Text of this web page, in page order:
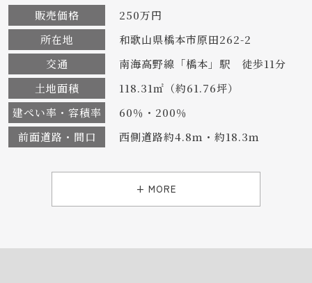
販売価格
250万円
所在地
和歌山県橋本市原田262-2
交通
南海高野線「橋本」駅 徒歩11分
土地面積
118.31㎡（約61.76坪）
建ぺい率・容積率
60％・200％
前面道路・間口
西側道路約4.8ｍ・約18.3ｍ
+ MORE